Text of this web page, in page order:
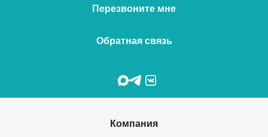
Перезвоните мне
Обратная связь
Компания